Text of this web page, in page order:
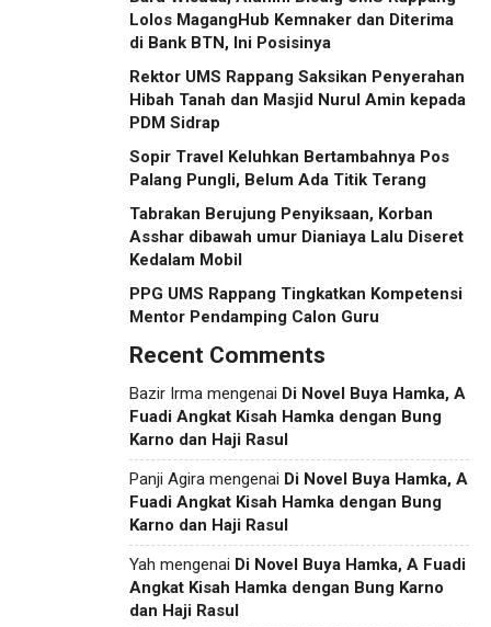
Lolos MagangHub Kemnaker dan Diterima
di Bank BTN, Ini Posisinya
Rektor UMS Rappang Saksikan Penyerahan
Hibah Tanah dan Masjid Nurul Amin kepada
PDM Sidrap
Sopir Travel Keluhkan Bertambahnya Pos
Palang Pungli, Belum Ada Titik Terang
Tabrakan Berujung Penyiksaan, Korban
Asshar dibawah umur Dianiaya Lalu Diseret
Kedalam Mobil
PPG UMS Rappang Tingkatkan Kompetensi
Mentor Pendamping Calon Guru
Recent Comments
Bazir Irma mengenai Di Novel Buya Hamka, A
Fuadi Angkat Kisah Hamka dengan Bung
Karno dan Haji Rasul
Panji Agira mengenai Di Novel Buya Hamka, A
Fuadi Angkat Kisah Hamka dengan Bung
Karno dan Haji Rasul
Yah mengenai Di Novel Buya Hamka, A Fuadi
Angkat Kisah Hamka dengan Bung Karno
dan Haji Rasul